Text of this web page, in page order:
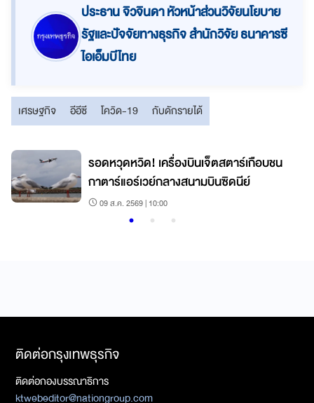
ประธาน จิวจินดา หัวหน้าส่วนวิจัยนโยบาย
รัฐและปัจจัยทางธุรกิจ สำนักวิจัย ธนาคารซี
ไอเอ็มบีไทย
เศรษฐกิจ อีอีซี โควิด-19 กับดักรายได้
รอดหวุดหวิด! เครื่องบินเจ็ตสตาร์เกือบชน
กาตาร์แอร์เวย์กลางสนามบินซิดนีย์
09 ส.ค. 2569 | 10:00
ติดต่อกรุงเทพธุรกิจ
ติดต่อกองบรรณาธิการ
ktwebeditor@nationgroup.com